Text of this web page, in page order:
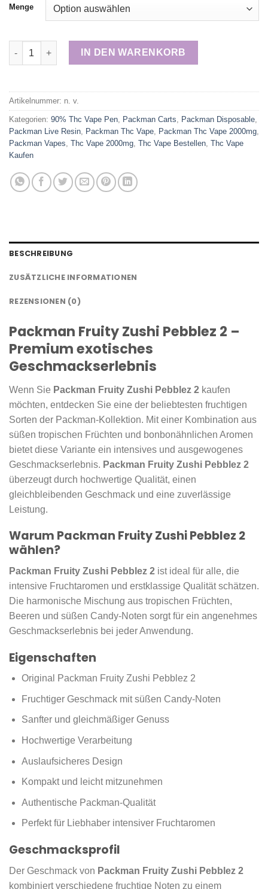
2,100.00€
Menge
Packman Fruity Zushi Pebblez 2 Menge
IN DEN WARENKORB
Artikelnummer: n. v.
Kategorien: 90% Thc Vape Pen, Packman Carts, Packman Disposable,
Packman Live Resin, Packman Thc Vape, Packman Thc Vape 2000mg,
Packman Vapes, Thc Vape 2000mg, Thc Vape Bestellen, Thc Vape
Kaufen
BESCHREIBUNG
ZUSÄTZLICHE INFORMATIONEN
REZENSIONEN (0)
Packman Fruity Zushi Pebblez 2 –
Premium exotisches
Geschmackserlebnis
Wenn Sie Packman Fruity Zushi Pebblez 2 kaufen
möchten, entdecken Sie eine der beliebtesten fruchtigen
Sorten der Packman-Kollektion. Mit einer Kombination aus
süßen tropischen Früchten und bonbonähnlichen Aromen
bietet diese Variante ein intensives und ausgewogenes
Geschmackserlebnis. Packman Fruity Zushi Pebblez 2
überzeugt durch hochwertige Qualität, einen
gleichbleibenden Geschmack und eine zuverlässige
Leistung.
Warum Packman Fruity Zushi Pebblez 2
wählen?
Packman Fruity Zushi Pebblez 2 ist ideal für alle, die
intensive Fruchtaromen und erstklassige Qualität schätzen.
Die harmonische Mischung aus tropischen Früchten,
Beeren und süßen Candy-Noten sorgt für ein angenehmes
Geschmackserlebnis bei jeder Anwendung.
Eigenschaften
Original Packman Fruity Zushi Pebblez 2
Fruchtiger Geschmack mit süßen Candy-Noten
Sanfter und gleichmäßiger Genuss
Hochwertige Verarbeitung
Auslaufsicheres Design
Kompakt und leicht mitzunehmen
Authentische Packman-Qualität
Perfekt für Liebhaber intensiver Fruchtaromen
Geschmacksprofil
Der Geschmack von Packman Fruity Zushi Pebblez 2
kombiniert verschiedene fruchtige Noten zu einem